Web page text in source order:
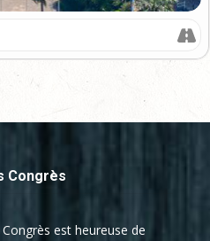
Congrès
est heureuse de